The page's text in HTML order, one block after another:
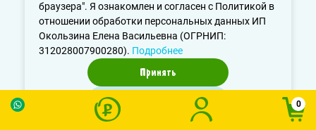
браузера". Я ознакомлен и согласен с Политикой в
отношении обработки персональных данных ИП
Окользина Елена Васильевна (ОГРНИП:
312028007900280). Подробнее
Принять
0